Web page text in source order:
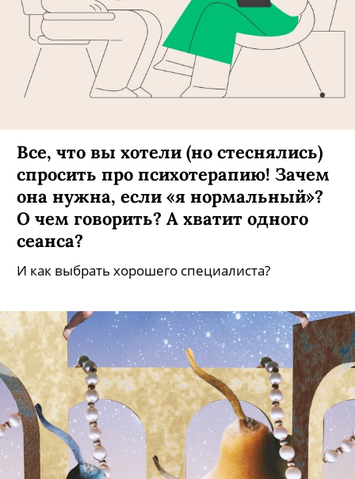
Все, что вы хотели (но стеснялись)
спросить про психотерапию! Зачем
она нужна, если «я нормальный»?
О чем говорить? А хватит одного
сеанса?
И как выбрать хорошего специалиста?